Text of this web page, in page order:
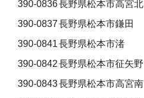
390-0836長野県松本市高宮北
390-0837長野県松本市鎌田
390-0841長野県松本市渚
390-0842長野県松本市征矢野
390-0843長野県松本市高宮南